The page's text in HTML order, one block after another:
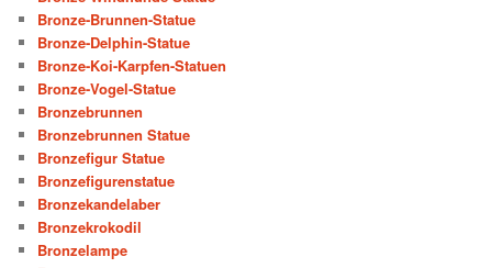
Bronze-Brunnen-Statue
Bronze-Delphin-Statue
Bronze-Koi-Karpfen-Statuen
Bronze-Vogel-Statue
Bronzebrunnen
Bronzebrunnen Statue
Bronzefigur Statue
Bronzefigurenstatue
Bronzekandelaber
Bronzekrokodil
Bronzelampe